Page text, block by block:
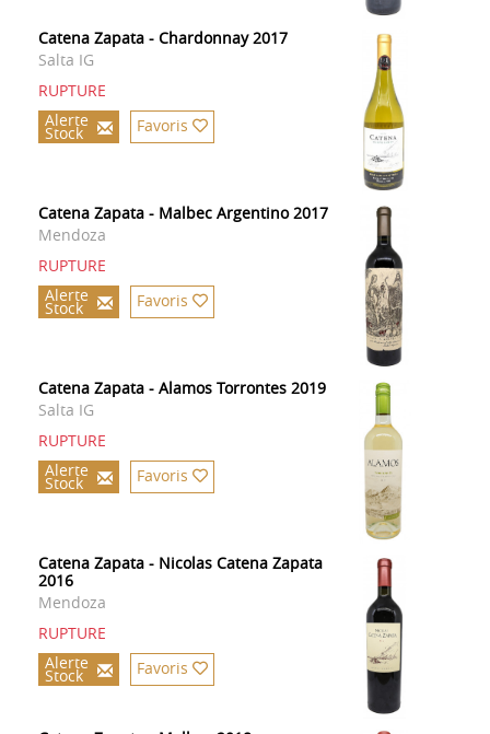
Catena Zapata - Chardonnay 2017
Salta IG
RUPTURE
Alerte
Stock Favoris
Catena Zapata - Malbec Argentino 2017
Mendoza
RUPTURE
Alerte
Stock Favoris
Catena Zapata - Alamos Torrontes 2019
Salta IG
RUPTURE
Alerte
Stock Favoris
Catena Zapata - Nicolas Catena Zapata
2016
Mendoza
RUPTURE
Alerte
Stock Favoris